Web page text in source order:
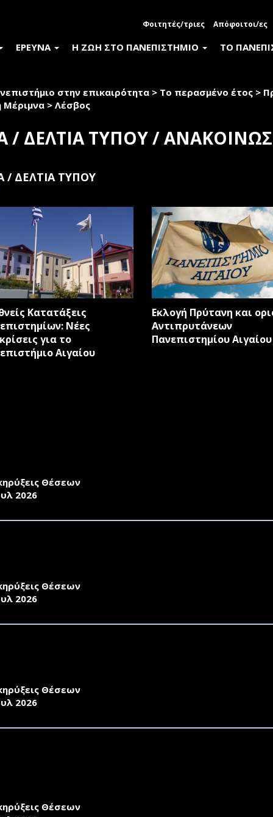
Φοιτητές/τριες Απόφοιτοι/ες
ΕΡΕΥΝΑ Η ΖΩΗ ΣΤΟ ΠΑΝΕΠΙΣΤΗΜΙΟ ΤΟ
στην επικαιρότητα > Το περασμένο έτος >
Μέριμνα > Λέσβος
/ ΔΕΛΤΙΑ ΤΥΠΟΥ /
/ ΔΕΛΤΙΑ ΤΥΠΟΥ
Κατατάξεις
Νέες
για το
Αιγαίου
Εκλογή Πρύτανη και
Αντιπρυτάνεων
Πανεπιστημίου Αιγαίου
Θέσεων
2026
Θέσεων
2026
Θέσεων
2026
Θέσεων